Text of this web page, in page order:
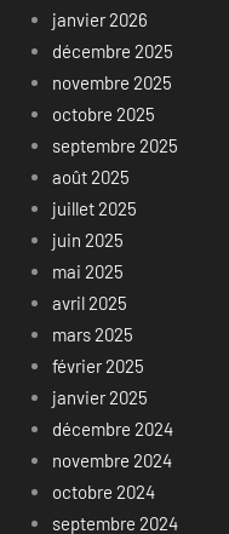
janvier 2026
décembre 2025
novembre 2025
octobre 2025
septembre 2025
août 2025
juillet 2025
juin 2025
mai 2025
avril 2025
mars 2025
février 2025
janvier 2025
décembre 2024
novembre 2024
octobre 2024
septembre 2024